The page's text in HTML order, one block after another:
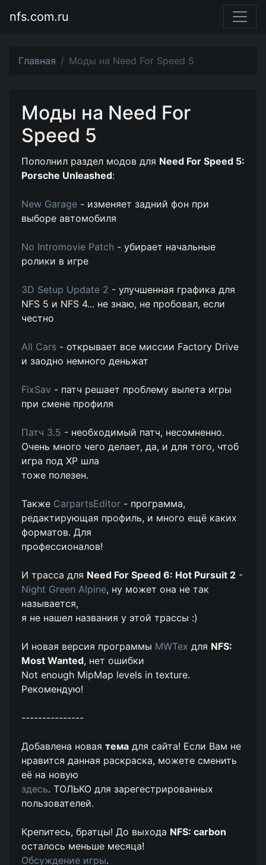
nfs.com.ru
Главная Моды на Need For Speed 5
Моды на Need For
Speed 5
Пополнил раздел модов для Need For Speed 5:
Porsche Unleashed:
New Garage - изменяет задний фон при
выборе автомобиля
No Intromovie Patch - убирает начальные
ролики в игре
3D Setup Update 2 - улучшенная графика для
NFS 5 и NFS 4... не знаю, не пробовал, если
честно
All Cars - открывает все миссии Factory Drive
и заодно немного деньжат
FixSav - патч решает проблему вылета игры
при смене профиля
Патч 3.5 - необходимый патч, несомненно.
Очень много чего делает, да, и для того, чтоб
игра под XP шла
тоже полезен.
Также СarpartsEditor - программа,
редактирующая профиль, и много ещё каких
форматов. Для
профессионалов!
И трасса для Need For Speed 6: Hot Pursuit 2 -
Night Green Alpine, ну может она не так
называется,
я не нашел названия у этой трассы :)
И новая версия программы MWTex для NFS:
Most Wanted, нет ошибки
Not enough MipMap levels in texture.
Рекомендую!
---------------
Добавлена новая тема для сайта! Если Вам не
нравится данная раскраска, можете сменить
её на новую
здесь. ТОЛЬКО для зарегестрированных
пользователей.
Крепитесь, братцы! До выхода NFS: carbon
осталось меньше месяца!
Обсуждение игры.